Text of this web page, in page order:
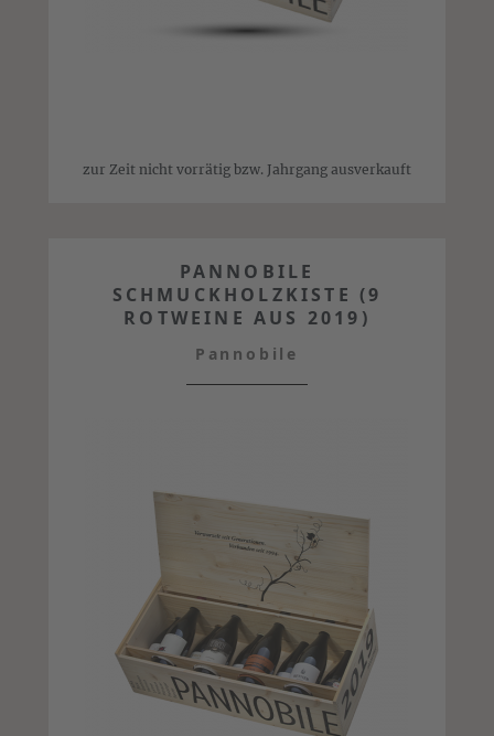
zur Zeit nicht vorrätig bzw. Jahrgang ausverkauft
PANNOBILE
SCHMUCKHOLZKISTE (9
ROTWEINE AUS 2019)
Pannobile